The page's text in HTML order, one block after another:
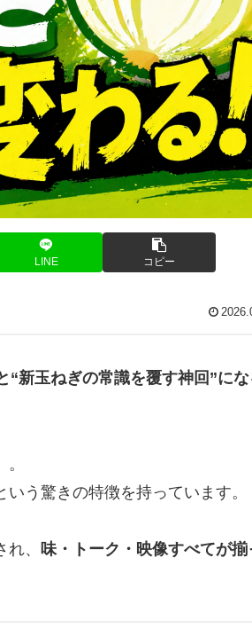
LINE コピー
“新玉ねぎの常識を覆す神回”に
いう驚きの特徴を持っています。
、 味・トーク・映像すべてが揃